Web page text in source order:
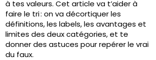
à tes valeurs. Cet article va t’aider à
faire le tri : on va décortiquer les
définitions, les labels, les avantages et
limites des deux catégories, et te
donner des astuces pour repérer le vrai
du faux.